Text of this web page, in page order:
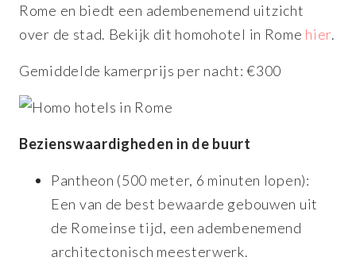
Rome en biedt een adembenemend uitzicht
over de stad. Bekijk dit homohotel in Rome hier.
Gemiddelde kamerprijs per nacht: €300
Bezienswaardigheden in de buurt
Pantheon (500 meter, 6 minuten lopen):
Een van de best bewaarde gebouwen uit
de Romeinse tijd, een adembenemend
architectonisch meesterwerk.